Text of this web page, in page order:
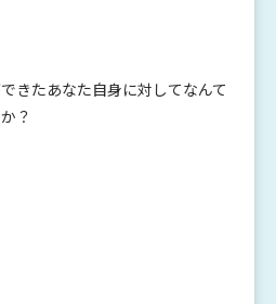
きたあなた自身に対してなんて
？